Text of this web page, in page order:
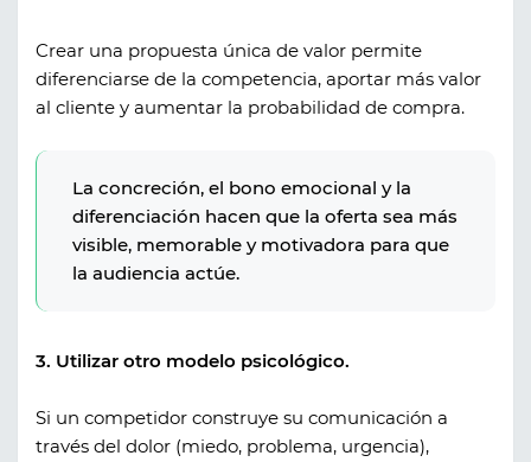
Crear una propuesta única de valor permite
diferenciarse de la competencia, aportar más valor
al cliente y aumentar la probabilidad de compra.
La concreción, el bono emocional y la
diferenciación hacen que la oferta sea más
visible, memorable y motivadora para que
la audiencia actúe.
3. Utilizar otro modelo psicológico.
Si un competidor construye su comunicación a
través del dolor (miedo, problema, urgencia),